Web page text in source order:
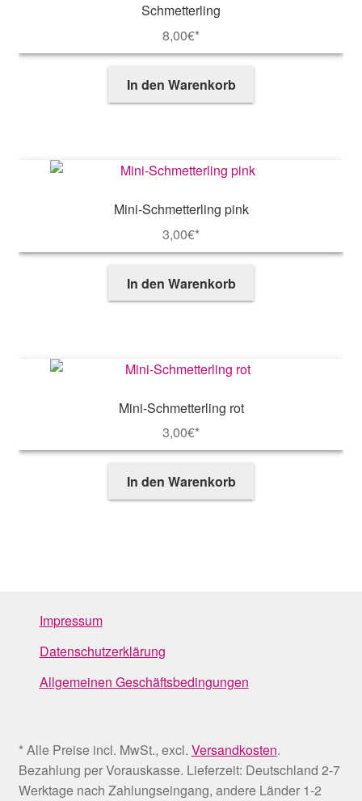
Schmetterling
8,00€*
In den Warenkorb
Mini-Schmetterling pink
3,00€*
In den Warenkorb
Mini-Schmetterling rot
3,00€*
In den Warenkorb
Impressum
Datenschutzerklärung
Allgemeinen Geschäftsbedingungen
* Alle Preise incl. MwSt., excl. Versandkosten.
Bezahlung per Vorauskasse. Lieferzeit: Deutschland 2-7
Werktage nach Zahlungseingang, andere Länder 1-2